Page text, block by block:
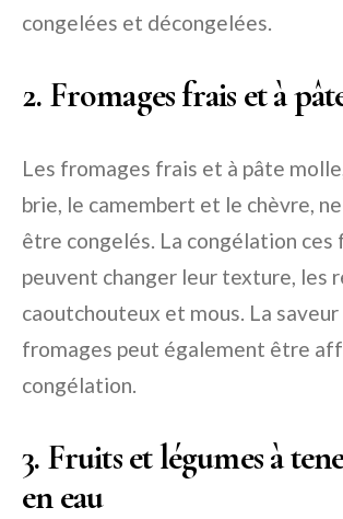
congelées et décongelées.
2. Fromages frais et à
Les fromages frais et à pâte
brie, le camembert et le chèvre,
être congelés. La congélation ces
peuvent changer leur texture, les
caoutchouteux et mous. La saveur
fromages peut également être
congélation.
3. Fruits et légumes à
en eau